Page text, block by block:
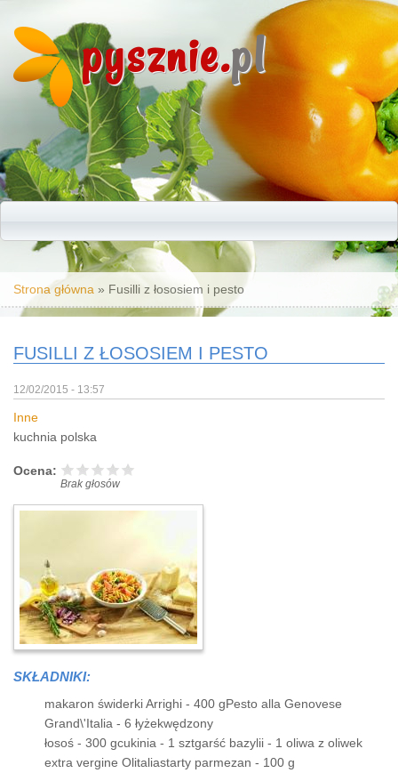
pysznie.pl
Jesteś tutaj
Strona główna » Fusilli z łososiem i pesto
FUSILLI Z ŁOSOSIEM I PESTO
12/02/2015 - 13:57
Inne
kuchnia polska
Ocena:
Brak głosów
SKŁADNIKI:
makaron świderki Arrighi - 400 gPesto alla Genovese
Grand\'Italia - 6 łyżekwędzony
łosoś - 300 gcukinia - 1 sztgarść bazylii - 1 oliwa z oliwek
extra vergine Olitaliastarty parmezan - 100 g